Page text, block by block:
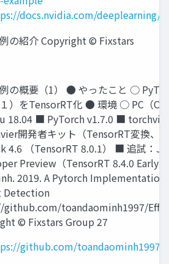
docs.nvidia.com/
の紹介 Copyright © Fixstars
の概要（1） ● やったこと ○
）をTensorRT化 ● 環境 ○ PC（
18.04 ■ PyTorch v1.7.0 ■
開発者キット（TensorRT変換、
4.6 （TensorRT 8.0.1） ■ 追試：
Preview（TensorRT 8.4.0 Early
2019. A Pytorch
Detection
toandaominh1997/
© Fixstars Group 27
github.com/toandaominh1997/